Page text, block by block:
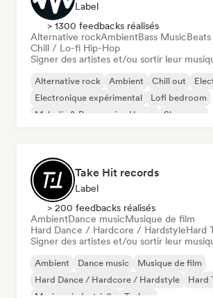
Label
> 1300 feedbacks réalisés
Alternative rockAmbientBass Music
Chill / Lo-fi Hip-Hop
Signer des artistes et/ou sortir leur
Alternative rock Ambient Chill out
Electronique expérimental
Lofi bedroom
Melodic & Progressive House
Shoegaze
Take Hit records
Label
> 200 feedbacks réalisés
AmbientDance musicMusique de film
Hard Dance / Hardcore / HardstyleHard
Signer des artistes et/ou sortir leur
Ambient Dance music
Musique de film
Hard Dance / Hardcore / Hardstyle
Hard